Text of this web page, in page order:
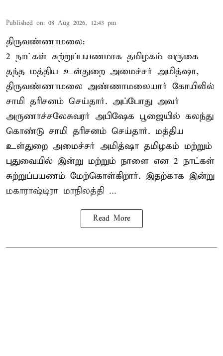
Published on: 08 Aug 2026, 12:43 pm
திருவண்ணாமலை:
2 நாட்கள் சுற்றுப்பயணமாக தமிழகம் வருகை
தந்த மத்திய உள்துறை அமைச்சர் அமித்ஷா,
திருவண்ணாமலை அண்ணாமலையார் கோயிலில்
சாமி தரிசனம் செய்தார். அப்போது அவர்
அருணாச்சலேசுவரர் அபிஷேக பூஜையில் கலந்து
கொண்டு சாமி தரிசனம் செய்தார். மத்திய
உள்துறை அமைச்சர் அமித்ஷா தமிழகம் மற்றும்
புதுவையில் இன்று மற்றும் நாளை என 2 நாட்கள்
சுற்றுப்பயணம் மேற்கொள்கிறார். இதற்காக இன்று
மகாராஷ்டிரா மாநிலத்தி ...
Read More